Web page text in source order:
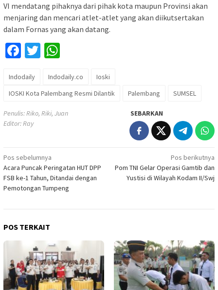
VI mendatang pihaknya dari pihak kota maupun Provinsi akan
menjaring dan mencari atlet-atlet yang akan diikutsertakan
dalam Fornas yang akan datang.
Facebook
Twitter
Indodaily Indodaily.co
Ioski
IOSKI Kota Palembang Resmi Dilantik
Palembang SUMSEL
Penulis: Riko, Riki, Juan
Editor: Ray
SEBARKAN
Navigasi
pos
Pos sebelumnya
Acara Puncak Peringatan HUT DPP
FSB ke-1 Tahun, Ditandai dengan
Pemotongan Tumpeng
Pos berikutnya
Pom TNI Gelar Operasi Gamtib dan
Yustisi di Wilayah Kodam II/Swj
POS TERKAIT